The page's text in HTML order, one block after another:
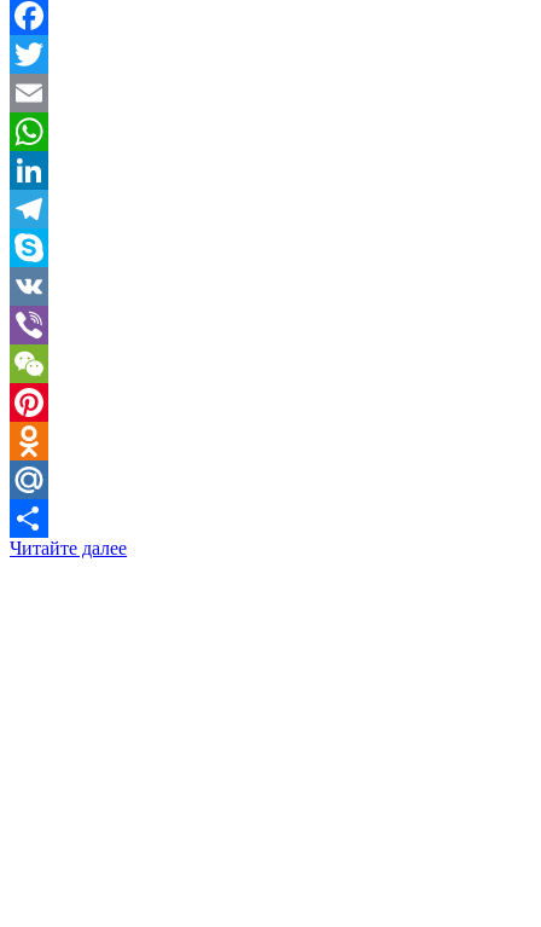
Facebook
Twitter
Email
WhatsApp
LinkedIn
Telegram
Skype
VK
Viber
WeChat
Pinterest
Odnoklassniki
Mail.Ru
Отправить
Читайте далее